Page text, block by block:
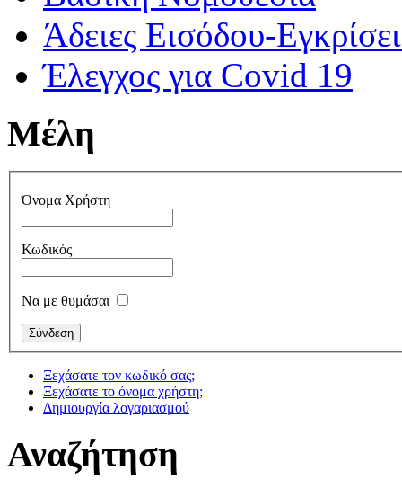
Άδειες Εισόδου-
Έλεγχος για Covid 19
Μέλη
Όνομα Χρήστη
Κωδικός
Να με θυμάσαι
Ξεχάσατε τον κωδικό σας;
Ξεχάσατε το όνομα χρήστη;
Δημιουργία λογαριασμού
Αναζήτηση